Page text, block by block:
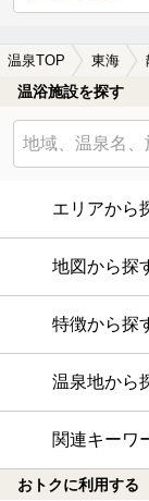
温泉TOP 東海
温浴施設を探す
エリアから
地図から探
特徴から探
温泉地から
関連キーワ
おトクに利用する